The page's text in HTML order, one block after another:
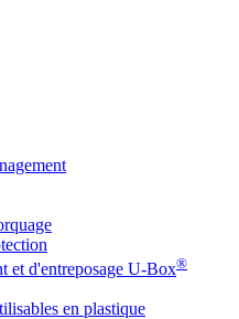
et d'entreposage U-Box®
en plastique